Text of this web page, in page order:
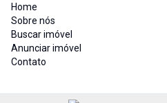
Home
Sobre nós
Buscar imóvel
Anunciar imóvel
Contato